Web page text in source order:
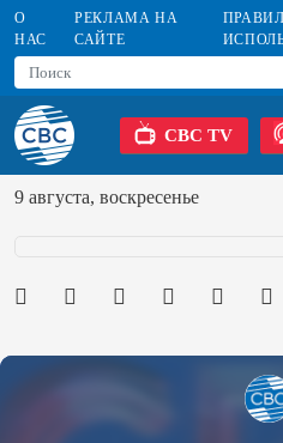
О
НАС
РЕКЛАМА НА
САЙТЕ
CBC TV
9 августа, воскресенье